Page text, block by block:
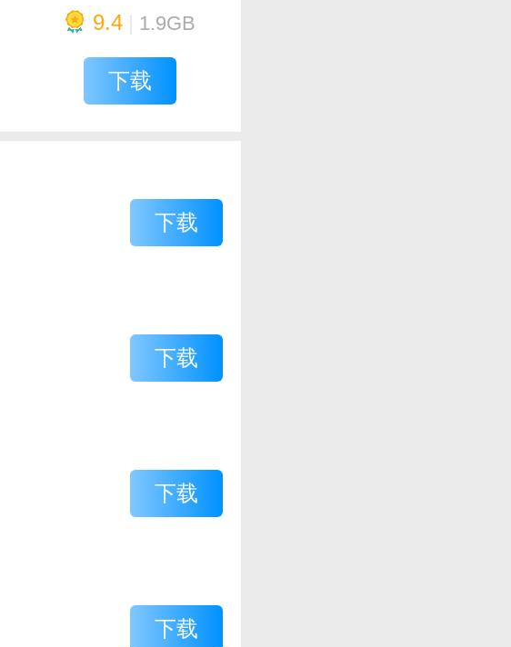
9.4| 1.9GB
下载
下载
下载
下载
下载